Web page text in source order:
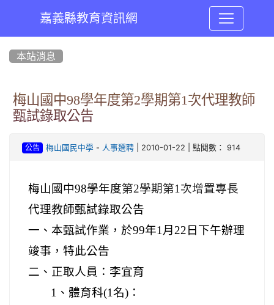
嘉義縣教育資訊網
本站消息
梅山國中98學年度第2學期第1次代理教師
甄試錄取公告
公告 梅山國民中學- 人事選聘| 2010-01-22 | 點閱數： 914
梅山國中98學年度第2學期第1 次增置專長
代理教師甄試錄取公告
一、本甄試作業，於99年1 月 22 日 下午辦理
竣事，特此公告
二、正取人員：李宜育
1 、體育科(1名) ：